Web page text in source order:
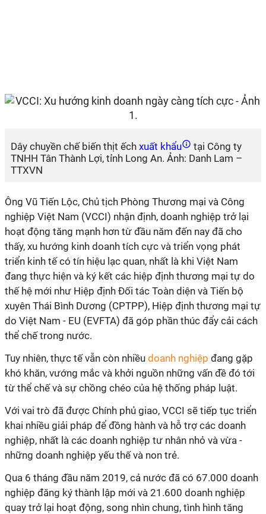
Dây chuyền chế biến thịt ếch xuất khẩu
tại Công ty
TNHH Tân Thành Lợi, tỉnh Long An. Ảnh: Danh Lam –
TTXVN
Ông Vũ Tiến Lộc, Chủ tịch Phòng Thương mại và Công
nghiệp Việt Nam (VCCI) nhận định, doanh nghiệp trở lại
hoạt động tăng mạnh hơn từ đầu năm đến nay đã cho
thấy, xu hướng kinh doanh tích cực và triển vọng phát
triển kinh tế có tín hiệu lạc quan, nhất là khi Việt Nam
đang thực hiện và ký kết các hiệp định thương mại tự do
thế hệ mới như Hiệp định Đối tác Toàn diện và Tiến bộ
xuyên Thái Bình Dương (CPTPP), Hiệp định thương mại tự
do Việt Nam - EU (EVFTA) đã góp phần thúc đẩy cải cách
thể chế trong nước.
Tuy nhiên, thực tế vẫn còn nhiều doanh nghiệp đang gặp
khó khăn, vướng mắc và khởi nguồn những vấn đề đó tới
từ thể chế và sự chồng chéo của hệ thống pháp luật.
Với vai trò đã được Chính phủ giao, VCCI sẽ tiếp tục triển
khai nhiều giải pháp để đồng hành và hỗ trợ các doanh
nghiệp, nhất là các doanh nghiệp tư nhân nhỏ và vừa -
những doanh nghiệp yếu thế và non trẻ.
Qua 6 tháng đầu năm 2019, cả nước đã có 67.000 doanh
nghiệp đăng ký thành lập mới và 21.600 doanh nghiệp
quay trở lại hoạt động, song nhìn chung, tình hình tăng